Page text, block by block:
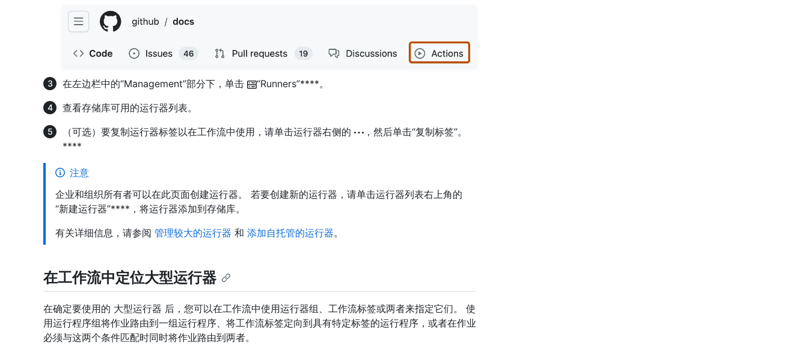
在左边栏中的“Management”部分下，单击
“Runners”****。
查看存储库可用的运行器列表。
（可选）要复制运行器标签以在工作流中使用，请单击运行器右侧的
，然后单击“复制标签”。
****
注意
企业和组织所有者可以在此页面创建运行器。 若要创建新的运行器，请单击运行器列表右上角的
“新建运行器”****，将运行器添加到存储库。
有关详细信息，请参阅 管理较大的运行器 和 添加自托管的运行器。
在工作流中定位大型运行器
在确定要使用的 大型运行器 后，您可以在工作流中使用运行器组、工作流标签或两者来指定它们。 使
用运行程序组将作业路由到一组运行程序、将工作流标签定向到具有特定标签的运行程序，或者在作业
必须与这两个条件匹配时同时将作业路由到两者。